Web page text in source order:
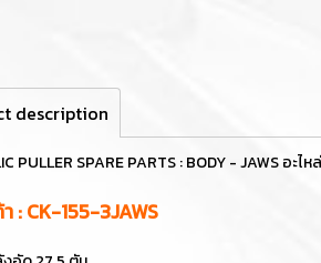
description
PULLER SPARE PARTS : BODY - JAWS
: CK-155-3JAWS